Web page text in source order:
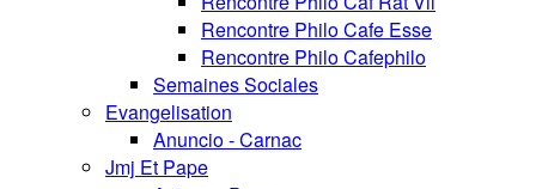
Rencontre Philo Cafe Esse
Rencontre Philo Cafephilo
Semaines Sociales
Evangelisation
Anuncio - Carnac
Jmj Et Pape